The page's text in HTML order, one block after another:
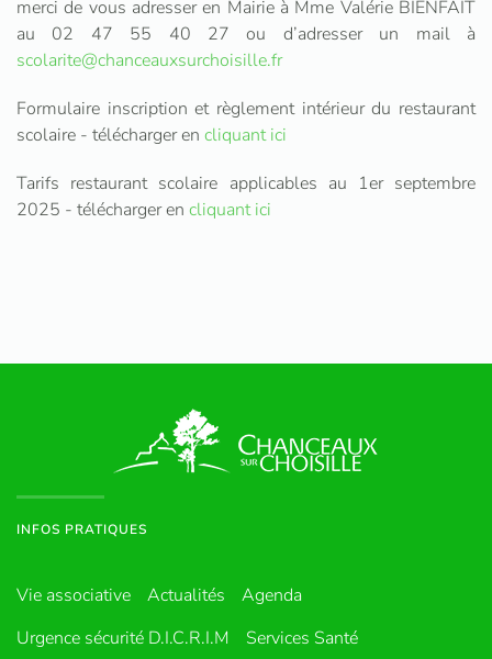
merci de vous adresser en Mairie à Mme Valérie BIENFAIT
au 02 47 55 40 27 ou d’adresser un mail à
scolarite@chanceauxsurchoisille.fr
Formulaire inscription et règlement intérieur du restaurant
scolaire - télécharger en cliquant ici
Tarifs restaurant scolaire applicables au 1er septembre
2025 - télécharger en cliquant ici
INFOS PRATIQUES
Vie associative Actualités
Agenda
Urgence sécurité D.I.C.R.I.M
Services Santé